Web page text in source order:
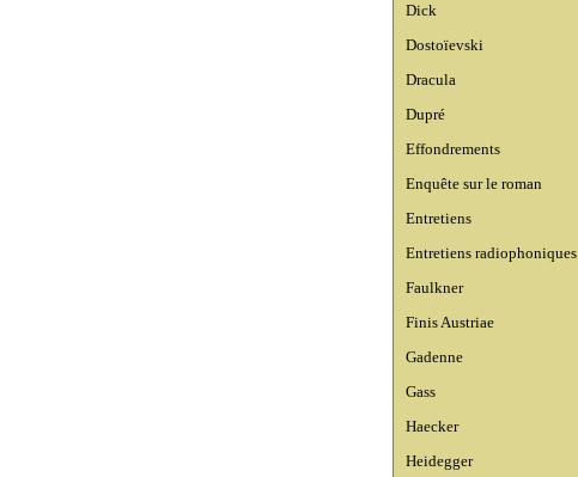
Dick
Dostoïevski
Dracula
Dupré
Effondrements
Enquête sur le roman
Entretiens
Entretiens radiophoniques
Faulkner
Finis Austriae
Gadenne
Gass
Haecker
Heidegger